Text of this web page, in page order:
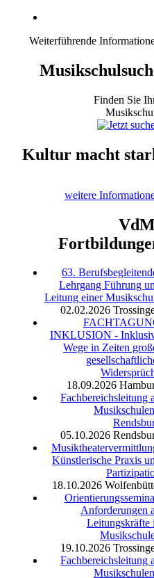
Weiterführende
Finden Sie
Kultur macht
weitere
63.
Lehrgang Führung
Leitung einer
02.02.2026
INKLUSION -
Wege in Zeiten
18.09.2026
Fachbereichsleitung
05.10.2026
Künstlerische Praxis
18.10.2026
Anforderungen
Leitungskräfte
19.10.2026
Fachbereichsleitung